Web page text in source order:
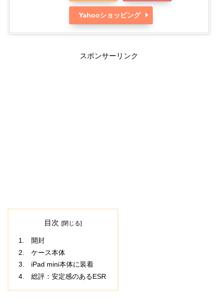
Yahooショッピング
スポンサーリンク
目次
開封
ケース本体
iPad mini本体に装着
総評：安定感のあるESR